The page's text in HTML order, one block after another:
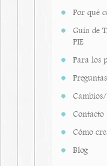
Por qué
Guía de
PIE
Para los
Contacto
Cómo
Blog